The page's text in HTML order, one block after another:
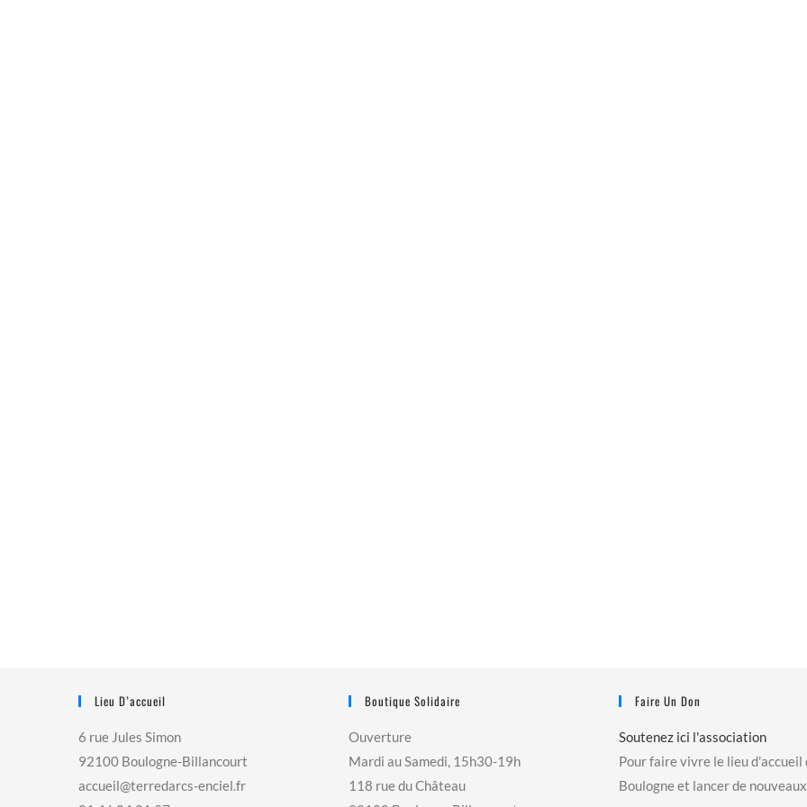
Lieu D’accueil
6 rue Jules Simon
92100 Boulogne-Billancourt
accueil@terredarcs-enciel.fr
Boutique Solidaire
Ouverture
Mardi au Samedi, 15h30-19h
118 rue du Château
Faire Un Don
Soutenez ici l'association
Pour faire vivre le lieu d'accueil
Boulogne et lancer de